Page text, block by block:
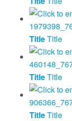
TitleTitle
TitleTitle
TitleTitle